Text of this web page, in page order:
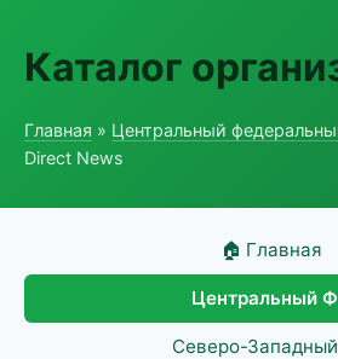
Каталог
Главная » Центральный
Direct News
🏠 Главная
Центральный
Северо-